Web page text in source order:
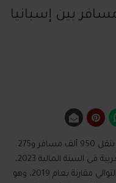
بين إسبانيا
بنقل 950 ألف مسافر و275
في السنة المالية 2023،
مقارنة بعام 2019، وهو